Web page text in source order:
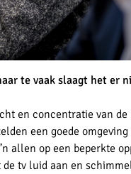
te vaak slaagt het er
en concentratie van
een goede
allen op een beperkte
tv luid aan en